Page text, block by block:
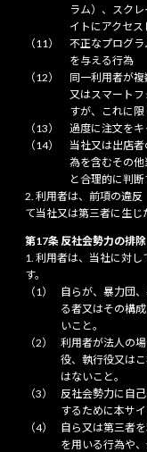
ラム）、スク
イトにアクセ
不正なプログ
を与える行為
同一利用者が
又はスマート
すが、これに限
過度に注文を
当社又は出店
為を含むその
と合理的に判
利用者は、前項の違反
て当社又は第三者に生じ
第17条 反社会勢力の排除
利用者は、当社に対し
す。
自らが、暴力団
る者又はその構
いこと。
利用者が法人の
役、執行役又は
はないこと。
反社会勢力に自
するために本サ
自ら又は第三者
を用いる行為や